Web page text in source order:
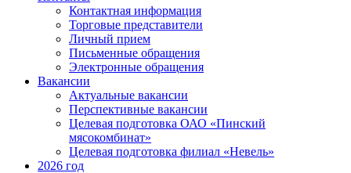
Контактная информация
Торговые представители
Личный прием
Письменные обращения
Электронные обращения
Вакансии
Актуальные вакансии
Перспективные вакансии
Целевая подготовка ОАО «Пинский
мясокомбинат»
Целевая подготовка филиал «Невель»
2026 год